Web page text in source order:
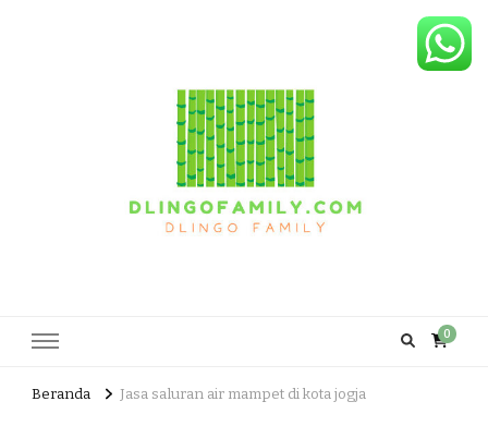
0
Beranda Jasa saluran air mampet di kota jogja